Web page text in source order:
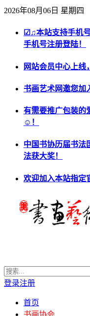
2026年08月06日 星期四
☑♫本站支持手机
手机号注册登陆！
网站会员中心上线
书画艺术网邀您加
有需要推广包装的
☺！
中国书协历届书法
法获大奖！
欢迎加入本站指定
登录注册
首页
书画协会